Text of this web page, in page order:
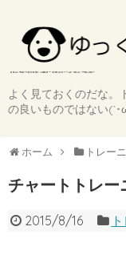
よく見ておくのだな。
の良いものではない(`･
ホーム トレー
チャートトレー
2015/8/16